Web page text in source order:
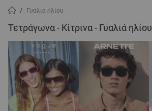
/ Γυαλιά ηλίου
Τετράγωνα - Κίτρινα - Γυαλιά ηλίου